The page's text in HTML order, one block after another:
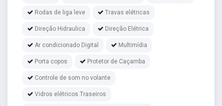
Rodas de liga leve Travas elétricas
Direção Hidraulica Direção Elétrica
Ar condicionado Digital Multimídia
Porta copos Protetor de Caçamba
Controle de som no volante
Vidros elétricos Traseiros